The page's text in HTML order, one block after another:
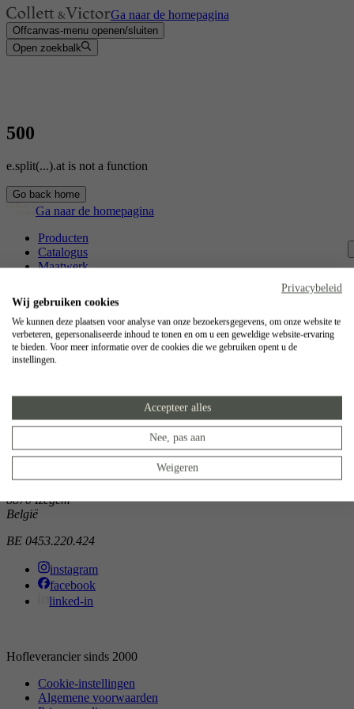
Ga naar de homepagina
Offcanvas-menu openen/sluiten
Open zoekbalk
500
e.split(...).at is not a function
Go back home
Ga naar de homepagina
Producten
Catalogus
Maatwerk
Vakmanschap
Jobs
Collett & Victor
8500 Kortrijk
België
Atelier
8870 Izegem
België
BE 0453.220.424
instagram
facebook
linked-in
Hofleverancier sinds 2000
Cookie-instellingen
Algemene voorwaarden
Privacybeleid
Wij gebruiken cookies
We kunnen deze plaatsen voor analyse van onze bezoekersgegevens, om onze website te
verbeteren, gepersonaliseerde inhoud te tonen en om u een geweldige website-ervaring
te bieden. Voor meer informatie over de cookies die we gebruiken opent u de
instellingen.
Accepteer alles
Nee, pas aan
Weigeren